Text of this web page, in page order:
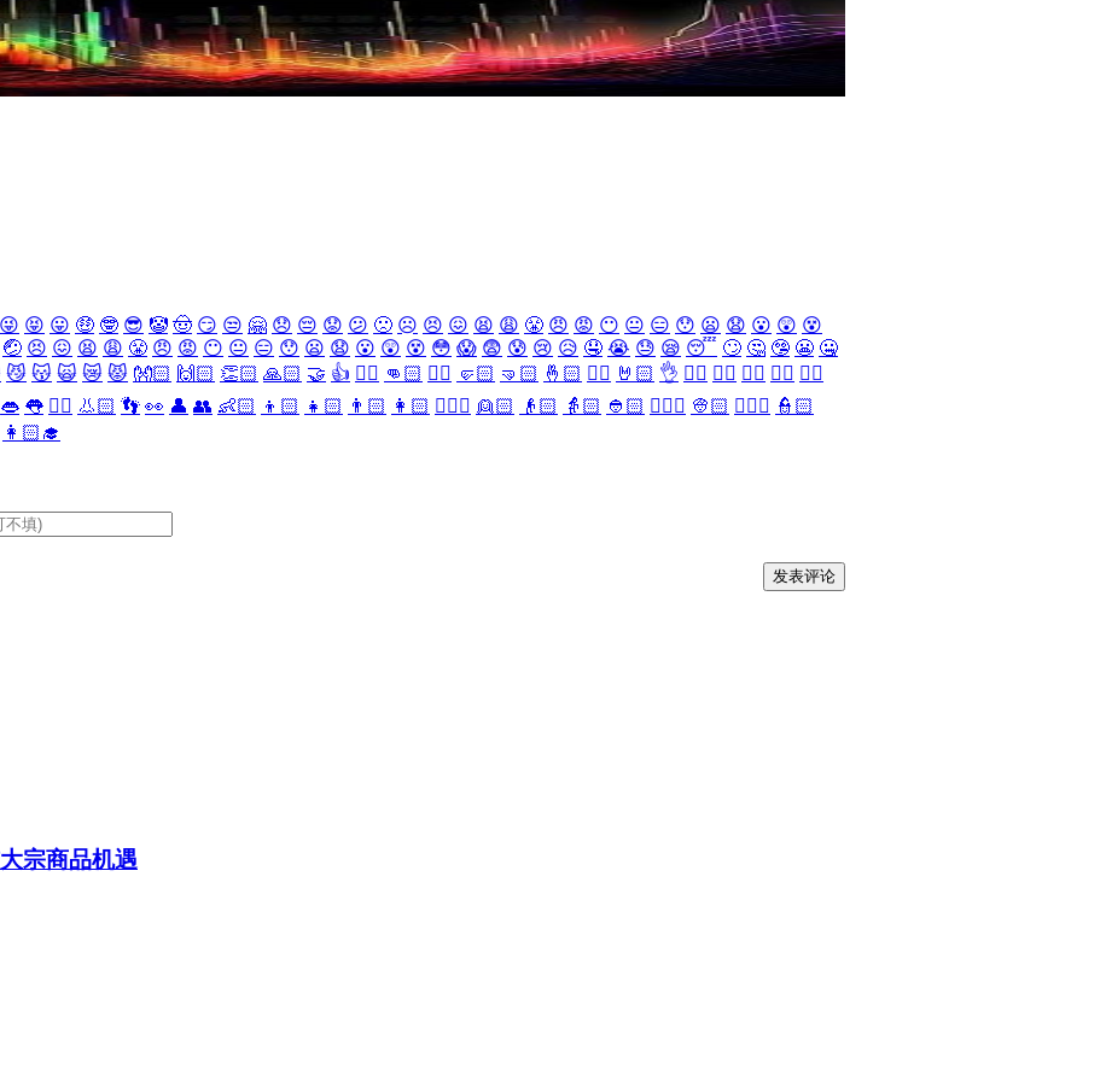
😜 😝 😛 🤑 🤓 😎 🤡 🤠 😏 😒 🤗 😞 😔 😟 😕 🙁 ☹️ 😣 😖 😫 😩 😤 😠 😡 😶 😐 😑 😯 😦 😧 😮 😲 😵
🤕 😣 😖 😫 😩 😤 😠 😡 😶 😐 😑 😯 😦 😧 😮 😲 😵 😳 😱 😨 😰 😢 😥 🤤 😭 😓 😪 😴 🙄 🤔 🤥 😬 🤐
😼 😽 🙀 😿 😾 👐🏻 🙌🏻 👏🏻 🙏🏻 🤝 👍 👎🏻 👊🏻 ✊🏻 🤛🏻 🤜🏻 🤞🏻 ✌🏻 🤘🏻 👌 👈🏻 👉🏻 👆🏻 👇🏻 ☝🏻
👄 👅 👂🏻 👃🏻 👣 👀 👤 👥 👶🏻 👦🏻 👧🏻 👨🏻 👩🏻 👱🏻‍♀️ 👱🏻 👴🏻 👵🏻 👲🏻 👳🏻‍♀️ 👳🏻 👮🏻‍♀️ 👮🏻
👩🏻‍🎓
宗商品机遇